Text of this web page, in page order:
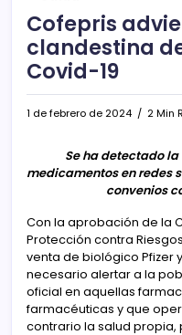
Cofepris
clandestina
Covid-19
1 de febrero de 2024 2 Min
Se ha detectado
medicamentos en redes
convenios
Con la aprobación de la
Protección contra
venta de biológico Pfizer
necesario alertar a la
oficial en aquellas
farmacéuticas y que
contrario la salud